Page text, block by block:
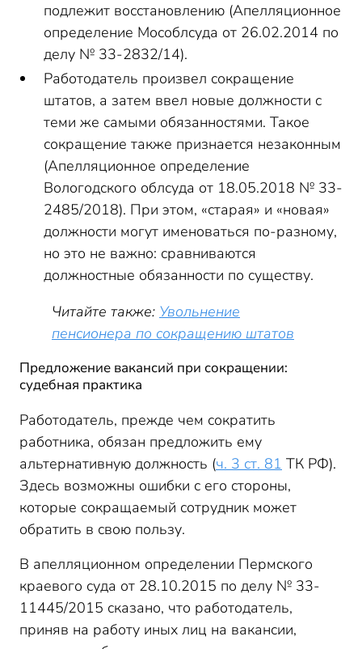
подлежит восстановлению (Апелляционное
определение Мособлсуда от 26.02.2014 по
делу № 33-2832/14).
Работодатель произвел сокращение
штатов, а затем ввел новые должности с
теми же самыми обязанностями. Такое
сокращение также признается незаконным
(Апелляционное определение
Вологодского облсуда от 18.05.2018 № 33-
2485/2018). При этом, «старая» и «новая»
должности могут именоваться по-разному,
но это не важно: сравниваются
должностные обязанности по существу.
Читайте также: Увольнение
пенсионера по сокращению штатов
Предложение вакансий при сокращении:
судебная практика
Работодатель, прежде чем сократить
работника, обязан предложить ему
альтернативную должность (ч. 3 ст. 81 ТК РФ).
Здесь возможны ошибки с его стороны,
которые сокращаемый сотрудник может
обратить в свою пользу.
В апелляционном определении Пермского
краевого суда от 28.10.2015 по делу № 33-
11445/2015 сказано, что работодатель,
приняв на работу иных лиц на вакансии,